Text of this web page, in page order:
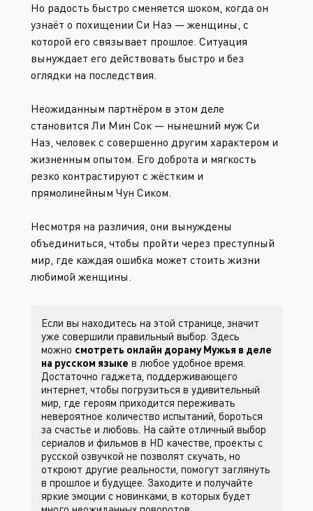
Но радость быстро сменяется шоком, когда он
узнаёт о похищении Си Наэ — женщины, с
которой его связывает прошлое. Ситуация
вынуждает его действовать быстро и без
оглядки на последствия.
Неожиданным партнёром в этом деле
становится Ли Мин Сок — нынешний муж Си
Наэ, человек с совершенно другим характером и
жизненным опытом. Его доброта и мягкость
резко контрастируют с жёстким и
прямолинейным Чун Сиком.
Несмотря на различия, они вынуждены
объединиться, чтобы пройти через преступный
мир, где каждая ошибка может стоить жизни
любимой женщины.
Если вы находитесь на этой странице, значит
уже совершили правильный выбор. Здесь
можно смотреть онлайн дораму Мужья в деле
на русском языке в любое удобное время.
Достаточно гаджета, поддерживающего
интернет, чтобы погрузиться в удивительный
мир, где героям приходится переживать
невероятное количество испытаний, бороться
за счастье и любовь. На сайте отличный выбор
сериалов и фильмов в HD качестве, проекты с
русской озвучкой не позволят скучать, но
откроют другие реальности, помогут заглянуть
в прошлое и будущее. Заходите и получайте
яркие эмоции с новинками, в которых будет